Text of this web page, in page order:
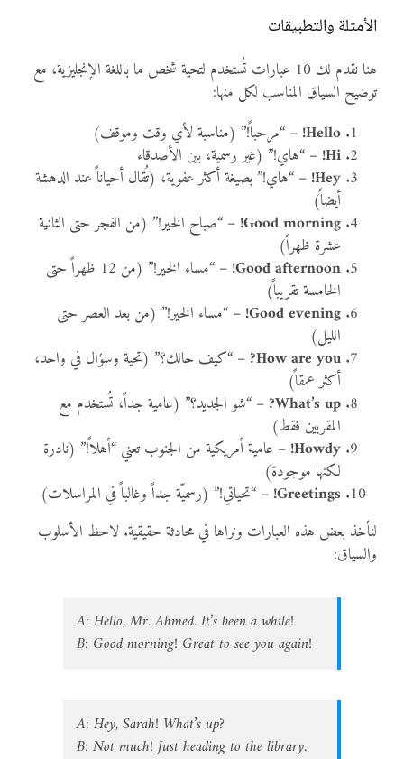
الأمثلة والتطبيقات
هنا نقدم لك 10 عبارات تُستخدم لتحية شخص ما باللغة الإنجليزية، مع
توضيح السياق المناسب لكل منها:
Hello! – “مرحباً!” (مناسبة لأي وقت وموقف)
Hi! – “هاي!” (غير رسمية، بين الأصدقاء
Hey! – “هاي!” بصيغة أكثر عفوية، (تُقال أحياناً عند الدهشة
أيضاً)
Good morning! – “صباح الخير!” (من الفجر حتى الثانية
عشرة ظهراً)
Good afternoon!
– “مساء الخير!” (من 12 ظهراً حتى
الخامسة تقريباً)
Good evening! – “مساء الخير!” (من بعد العصر حتى
الليل)
How are you? – “كيف حالك؟” (تحية وسؤال في واحد،
أكثر عمقاً)
What’s up? – “شو الجديد؟” (عامية جداً، تُستخدم مع
المقربين فقط)
Howdy! – عامية أمريكية من الجنوب تعني “أهلاً!” (نادرة
لكنها موجودة)
Greetings! – “تحياتي!” (رسميّة جداً وغالباً في المراسلات)
لنأخذ بعض هذه العبارات ونراها في محادثة حقيقية. لاحظ الأسلوب
والسياق:
A: Hello, Mr. Ahmed. It’s been a while!
B: Good morning! Great to see you again!
A: Hey, Sarah! What’s up?
B: Not much! Just heading to the library.